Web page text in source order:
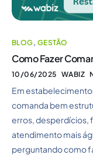
BLOG, GESTÃO
Como Fazer
10/06/2025 WABIZ
Em
comanda bem
erros, desperdícios,
atendimento mais
perguntando como